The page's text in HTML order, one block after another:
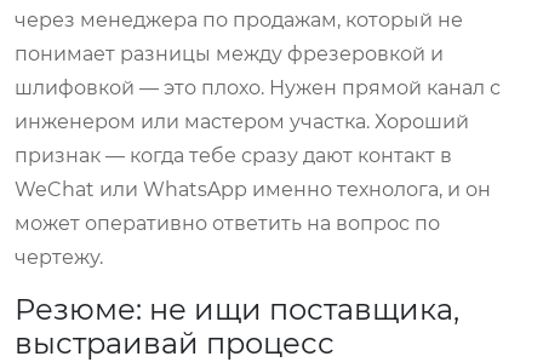
через менеджера по продажам, который не
понимает разницы между фрезеровкой и
шлифовкой — это плохо. Нужен прямой канал с
инженером или мастером участка. Хороший
признак — когда тебе сразу дают контакт в
WeChat или WhatsApp именно технолога, и он
может оперативно ответить на вопрос по
чертежу.
Резюме: не ищи поставщика,
выстраивай процесс